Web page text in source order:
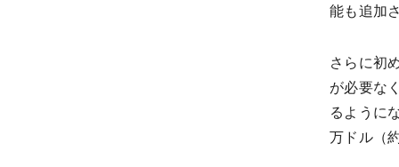
能も追加
さらに初
が必要な
るように
万ドル（